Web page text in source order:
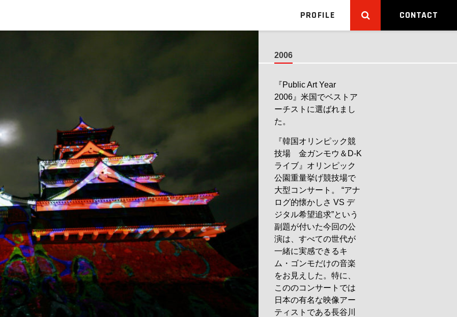
PROFILE CONTACT
2006
『Public Art Year
2006』米国でベストア
ーチストに選ばれまし
た。
『韓国オリンピック競
技場 金ガンモウ＆D-K
ライブ』オリンピック
公園重量挙げ競技場で
大型コンサート。 “アナ
ログ的懐かしさ VS デ
ジタル希望追求”という
副題が付いた今回の公
演は、すべての世代が
一緒に実感できるキ
ム・ゴンモだけの音楽
をお見えした。特に、
こののコンサートでは
日本の有名な映像アー
ティストである長谷川